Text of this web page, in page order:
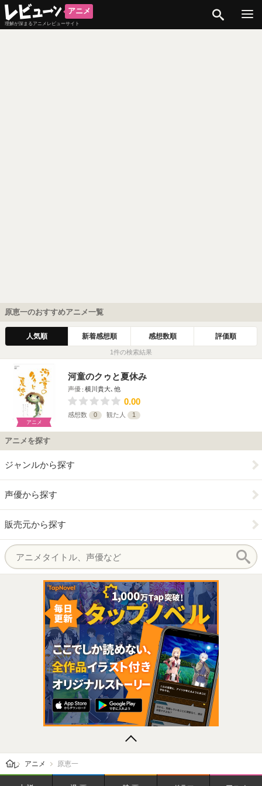
アニメ
理解が深まるアニメレビューサイト
原恵一のおすすめアニメ一覧
人気順 新着感想順 感想数順 評価順
1件の検索結果
アニメ
河童のクゥと夏休み
声優 横川貴大､他
0.00
感想数 0 観た人 1
アニメを探す
ジャンルから探す
声優から探す
販売元から探す
レビューン トップ
アニメ 原恵一